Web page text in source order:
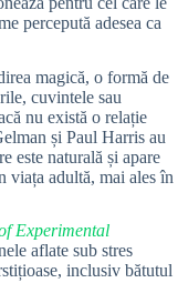
percepută adesea ca
magică, o formă de
cuvintele sau
nu există o relație
și Paul Harris au
este naturală și apare
viața adultă, mai ales în
Experimental
aflate sub stres
inclusiv bătutul